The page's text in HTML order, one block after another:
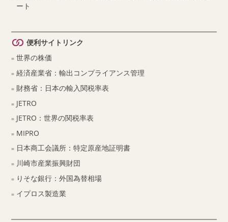
ート
便利サイトリンク
世界の株価
経済産業省：輸出コンプライアンス管理
財務省：日本の輸入関税率表
JETRO
JETRO：世界の関税率表
MIPRO
日本商工会議所：特定原産地証明書
川崎市産業振興財団
りそな銀行：外国為替相場
イプロス製造業